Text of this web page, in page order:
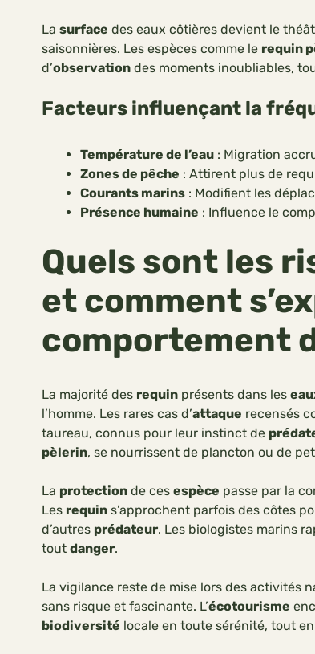
La surface des eaux côtières devient le
saisonnières. Les espèces comme le requin
d’observation des moments inoubliables,
Facteurs influençant la
Température de l’eau : Migration
Zones de pêche : Attirent plus de
Courants marins : Modifient les
Présence humaine : Influence le
Quels sont les
et comment
comportement
La majorité des requin présents dans les
l’homme. Les rares cas d’attaque recensés
taureau, connus pour leur instinct de
pèlerin, se nourrissent de plancton ou de
La protection de ces espèce passe par la
Les requin s’approchent parfois des côtes
d’autres prédateur. Les biologistes marins
tout danger.
La vigilance reste de mise lors des activités
sans risque et fascinante. L’écotourisme
biodiversité locale en toute sérénité, tout